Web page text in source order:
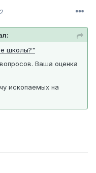
школы?"
Ваша оценка
ископаемых на